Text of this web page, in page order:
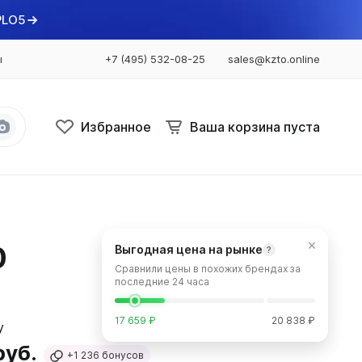
+7 (495) 532-08-25 sales@kzto.online
Избранное Ваша корзина пуста
Bataria Retro 2
Bataria Retro 3
+1 236 бонусов
×
Выгодная цена на рынке ?
Сравнили цены в похожих брендах за
последние 24 часа
17 659 ₽ 20 838 ₽